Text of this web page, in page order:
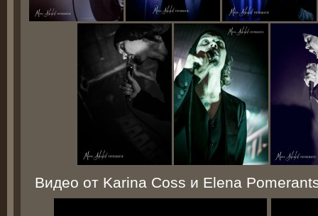
Видео от Karina Coss и Elena